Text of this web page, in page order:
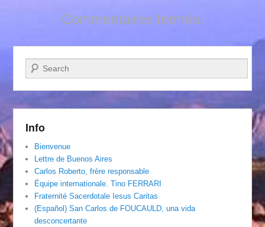
Commentaires fermés.
Recherche
Info
Bienvenue
Lettre de Buenos Aires
Carlos Roberto, frère responsable
Équipe internationale. Tino FERRARI
Fraternité Sacerdotale Iesus Caritas
(Español) San Carlos de FOUCAULD, una vida
desconcertante